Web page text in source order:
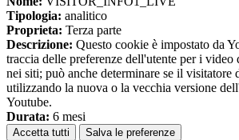
Tipologia: analitico
Proprieta: Terza parte
Descrizione: Questo cookie è impostato da
traccia delle preferenze dell'utente per i video
nei siti; può anche determinare se il visitatore
utilizzando la nuova o la vecchia versione
Youtube.
Durata: 6 mesi
Accetta tutti Salva le preferenze